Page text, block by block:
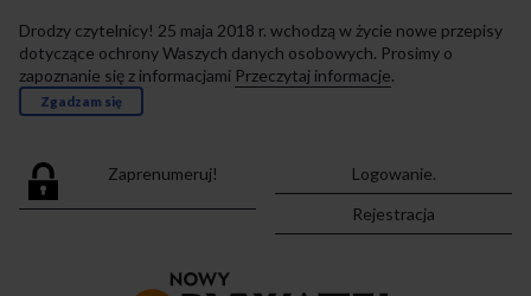
Drodzy czytelnicy! 25 maja 2018 r. wchodzą w życie nowe przepisy
dotyczące ochrony Waszych danych osobowych. Prosimy o
zapoznanie się z informacjami Przeczytaj informacje.
Zgadzam się
Zaprenumeruj!
Logowanie.
Rejestracja